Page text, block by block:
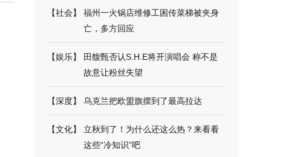
【社会】
福州一火锅店维修工困传菜梯被夹身
亡，多方回应
【娱乐】
田馥甄否认S.H.E将开演唱会 称不是
故意让粉丝失望
【深度】 乌克兰把欧盟旗摆到了最高拉达
【文化】
立秋到了！为什么还这么热？来看看
这些“冷知识”吧